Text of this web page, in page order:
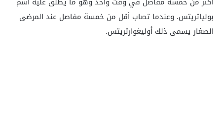
بولياتريتس. وعندما تصاب أقل من خمسة مفاصل عند المرضى
الصغار يسمى ذلك أوليغوارتريتس.